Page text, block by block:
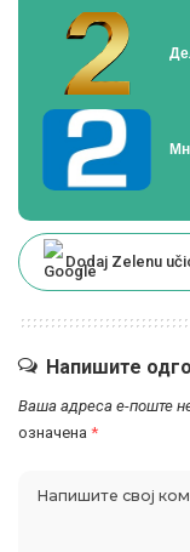
Dodaj Zelenu
Напишите
Ваша адреса е-поште
означена *